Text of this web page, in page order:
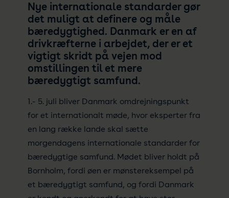
Nye internationale standarder gør
det muligt at definere og måle
bæredygtighed. Danmark er en af
drivkræfterne i arbejdet, der er et
vigtigt skridt på vejen mod
omstillingen til et mere
bæredygtigt samfund.
1.- 5. juli bliver Danmark omdrejningspunkt
for et internationalt møde, hvor eksperter fra
en lang række lande skal sætte
morgendagens internationale standarder for
bæredygtige samfund. Mødet bliver holdt på
Bornholm, fordi øen er mønstereksempel på
et bæredygtigt samfund, og fordi Danmark